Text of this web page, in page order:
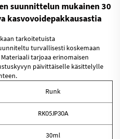
suunnittelun mukainen 30
kasvovoidepakkausastia
tarkoitetuista
turvallisesti koskemaan
tarjoaa erinomaisen
päivittäiselle käsittelylle
Runk
RK05JP30A
30ml